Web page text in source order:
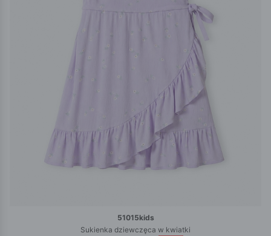
51015kids
Sukienka dziewczęca w kwiatki